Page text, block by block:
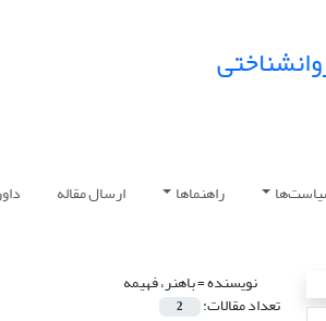
راهنماها ارسال مقاله
نویسنده =باهنر، فهیمه
تعداد مقالات: 2